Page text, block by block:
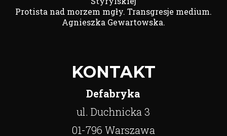
Protista nad morzem mgły. Transgresje medium.
Agnieszka Gewartowska.
KONTAKT
Defabryka
ul. Duchnicka 3
01-796 Warszawa